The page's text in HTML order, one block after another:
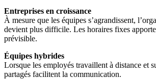
Entreprises en croissance
À mesure que les équipes s’agrandissent,
devient plus difficile. Les horaires fixes
prévisible.
Équipes hybrides
Lorsque les employés travaillent à distance et
partagés facilitent la communication.